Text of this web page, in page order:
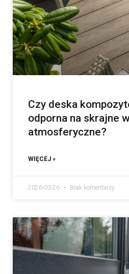
Czy deska
odporna na skrajne
atmosferyczne?
WIĘCEJ »
2026-03-26 Brak komentarzy